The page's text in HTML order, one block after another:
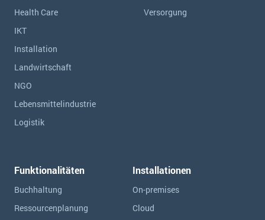
Health Care
IKT
Installation
Landwirtschaft
NGO
Lebensmittelindustrie
Logistik
Versorgung
Funktionalitäten
Buchhaltung
Ressourcen­planung
Installationen
On-premises
Cloud